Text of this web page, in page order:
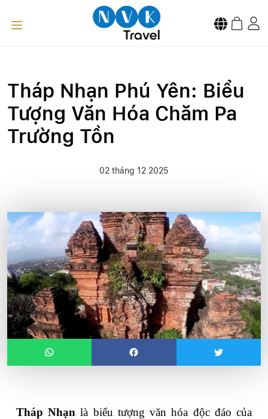
Tháp Nhạn Phú Yên: Biểu
Tượng Văn Hóa Chăm Pa
Trường Tồn
02 tháng 12 2025
Tháp Nhạn là biểu tượng văn hóa độc đáo của